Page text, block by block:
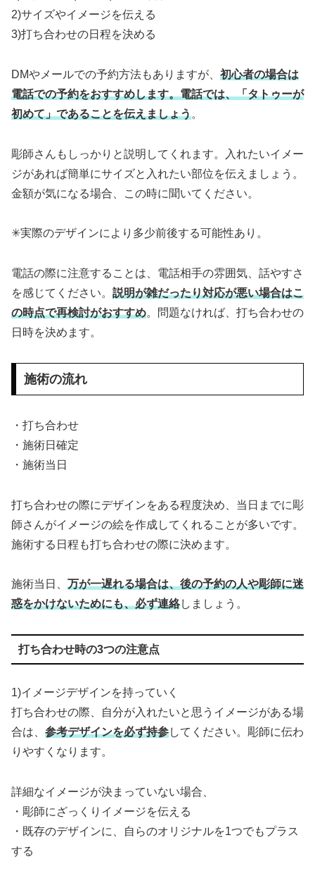
2)サイズやイメージを伝える
3)打ち合わせの日程を決める
DMやメールでの予約方法もありますが、 初心者の場合は
電話での予約をおすすめします。電話では、「タトゥーが
初めて」であることを伝えましょう。
彫師さんもしっかりと説明してくれます。入れたいイメー
ジがあれば簡単にサイズと入れたい部位を伝えましょう。
金額が気になる場合、この時に聞いてください。
✳︎実際のデザインにより多少前後する可能性あり。
電話の際に注意することは、電話相手の雰囲気、話やすさ
を感じてください。 説明が雑だったり対応が悪い場合はこ
の時点で再検討がおすすめ。問題なければ、打ち合わせの
日時を決めます。
施術の流れ
・打ち合わせ
・施術日確定
・施術当日
打ち合わせの際にデザインをある程度決め、当日までに彫
師さんがイメージの絵を作成してくれることが多いです。
施術する日程も打ち合わせの際に決めます。
施術当日、 万が一遅れる場合は、後の予約の人や彫師に迷
惑をかけないためにも、必ず連絡しましょう。
打ち合わせ時の3つの注意点
1)イメージデザインを持っていく
打ち合わせの際、自分が入れたいと思うイメージがある場
合は、 参考デザインを必ず持参してください。彫師に伝わ
りやすくなります。
詳細なイメージが決まっていない場合、
・彫師にざっくりイメージを伝える
・既存のデザインに、自らのオリジナルを1つでもプラス
する